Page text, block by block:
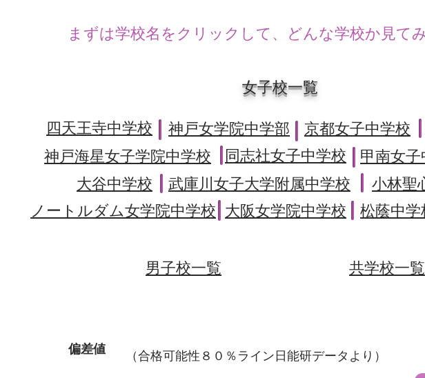
まずは学校名をクリックして、どんな学校か見て
女子校一覧
四天王寺中学校 神戸女学院中学部 京都女子中学校
神戸海星女子学院中学校
同志社女子中学校
甲南女子
大谷中学校
​武庫川女子大学附属中学校
小林聖
ノートルダム女学院中学校 大阪女学院中学校
男子校一覧
松蔭中学
共学校一覧
偏差値 （合格可能性８０％ライン日能研データより）